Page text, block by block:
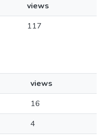
views
117
views
16
4